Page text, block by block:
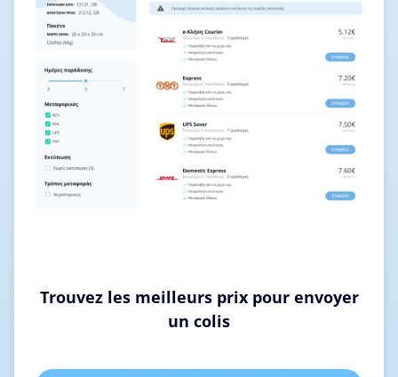
Trouvez les meilleurs prix pour envoyer
un colis